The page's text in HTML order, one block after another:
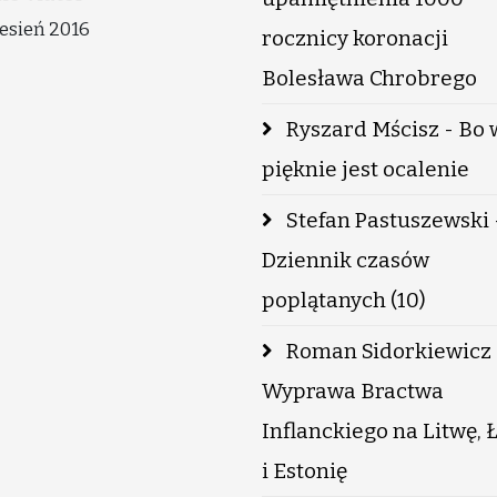
2016
rocznicy koronacji
Bolesława Chrobrego
Ryszard Mścisz - Bo
pięknie jest ocalenie
Stefan Pastuszewski
Dziennik czasów
poplątanych (10)
Roman Sidorkiewicz
Wyprawa Bractwa
Inflanckiego na Litwę,
i Estonię